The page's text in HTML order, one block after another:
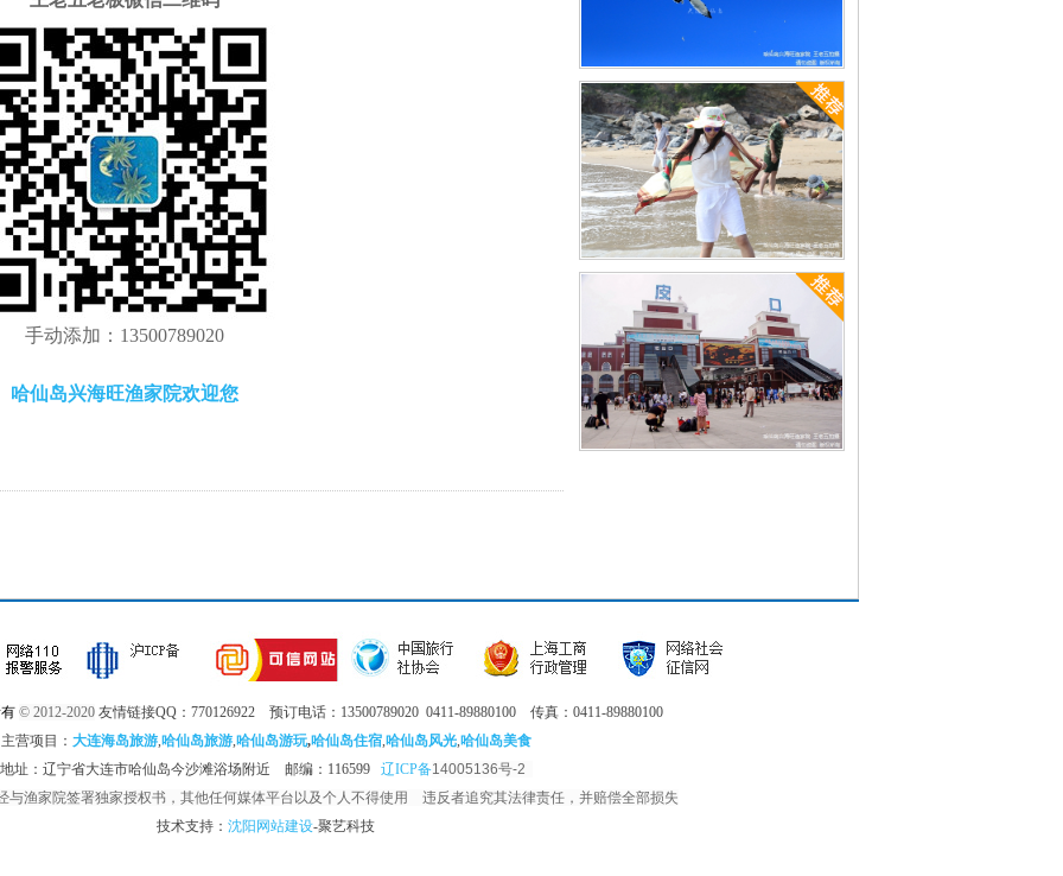
手动添加：13500789020
哈仙岛兴海旺渔家院欢迎您
哈仙岛海鲜什么时候最好[已解决]
哈仙岛沙滩有什么螺类[已解决]
© 2012-2020友情链接QQ：770126922 预订电话：13500789020 0411-89880100 传真：0411-89880100
主营项目： 大连海岛旅游,哈仙岛旅游,哈仙岛游玩,哈仙岛住宿,哈仙岛风光,哈仙岛美食
地址：辽宁省大连市哈仙岛今沙滩浴场附近 邮编：116599 辽ICP备14005136号-2
与渔家院签署独家授权书，其他任何媒体平台以及个人不得使用 违反者追究其法律责任，并赔偿全部损失
技术支持： 沈阳网站建设-聚艺科技